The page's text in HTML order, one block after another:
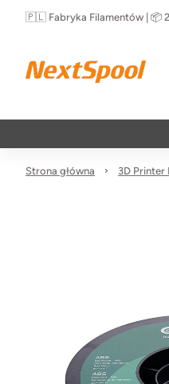
🇵🇱 Fabryka Filamentów | 📦
Strona główna 3D Printer